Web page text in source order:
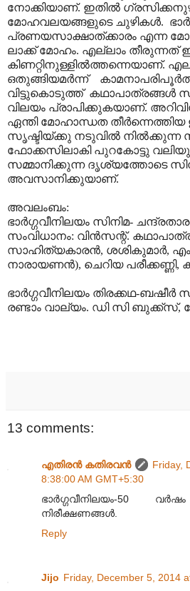
നോക്കിയാണ്. ഇതിൽ
മോഹവലയങ്ങളുടെ ചുഴികൾ.
പ്രണയസാക്ഷാത്ക്കാരം എന്ന
ലാക്ക് മോഹം. എല്ലാം
കിണറ്റിനുള്ളിൽത്തന്നെയാണ്.
ഒതുങ്ങിയമർന്ന്
വിട്ടുകൊടുത്ത് കഥാപാത്രങ്ങൾ
വിലയം പ്രാപിക്കുകയാണ്.
ഏന്തി മോഹാന്ധത തീർന്നെത്തിയ
സൃഷ്ടിയ്ക്കു നടുവിൽ നിൽക്കുന്ന
ഫോക്കസിലാകി പുറകോട്ടു
സമ്മാനിക്കുന്ന ദൃശ്യത്തോടെ
അവസാനിക്കുയാണ്.
അവലംബം:
ഭാർഗ്ഗവീനിലയം സിനിമ-
സംവിധാനം: വിൻസന്റ്.
സാഹിത്യകാരൻ, ശശികുമാർ,
നാരായണൻ), ചെറിയ പരീക്കണ്ണി,
ഭാർഗ്ഗവീനിലയം തിരക്കഥ-
രണ്ടാം വാല്യം. ഡി സി ബുക്ക്സ്,
13 comments:
എതിരന്‍ കതിരവന്‍
Friday,
8:38:00 AM GMT+5:30
ഭാർഗ്ഗവീനിലയം-50
നിരീക്ഷണങ്ങൾ.
Reply
Jijo Friday, December 5, 2014